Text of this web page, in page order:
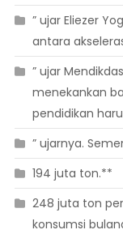
” ujar Eliezer
antara
” ujar
menekankan
pendidikan
” ujarnya.
194 juta ton.**
248 juta ton
konsumsi